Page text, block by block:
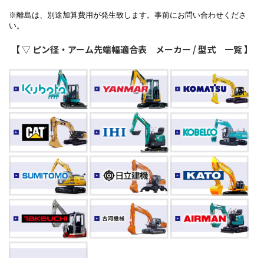
※離島は、別途加算費用が発生致します。事前にお問い合わせくださ
い。
【 ▽ ピン径・アーム先端幅適合表 メーカー / 型式 一覧 】